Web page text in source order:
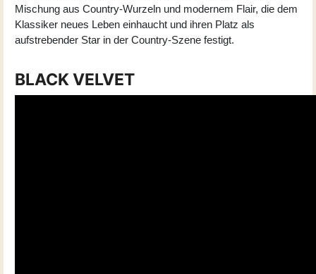
Mischung aus Country-Wurzeln und modernem Flair, die dem
Klassiker neues Leben einhaucht und ihren Platz als
aufstrebender Star in der Country-Szene festigt.
BLACK VELVET